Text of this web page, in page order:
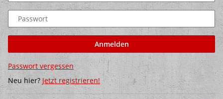
Passwort
Anmelden
Passwort vergessen
Neu hier? Jetzt registrieren!